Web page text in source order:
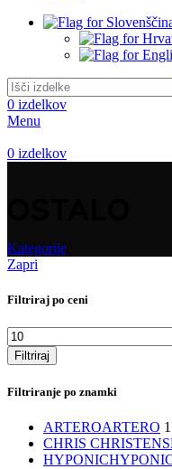
0 izdelkov
Menu
0 izdelkov
Kategorije
Zapri
Filtriraj po ceni
Min
cena
Filtriraj
Filtriranje po znamki
ARTEROARTERO 1
CHRIS
HYPONIC